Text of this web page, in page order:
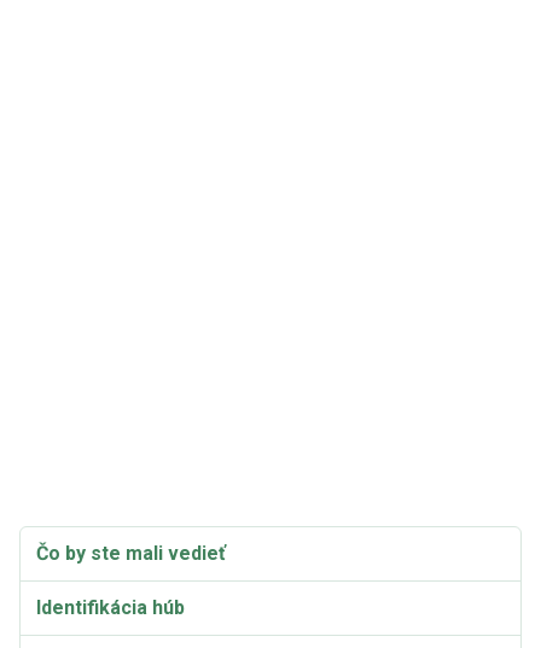
Čo by ste mali vedieť
Identifikácia húb